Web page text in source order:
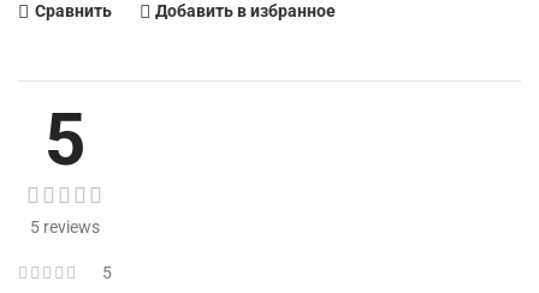
Сравнить Добавить в избранное
5
5 reviews
5